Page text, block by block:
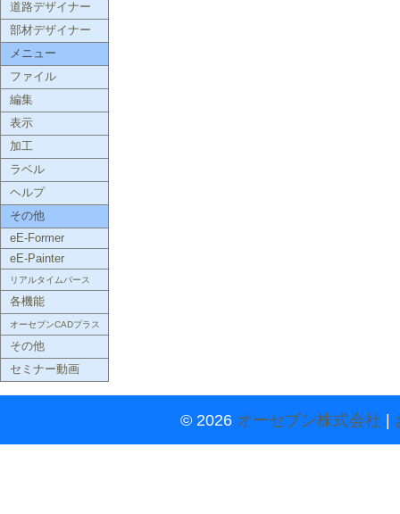
道路デザイナー
部材デザイナー
メニュー
ファイル
編集
表示
加工
ラベル
ヘルプ
その他
eE-Former
eE-Painter
リアルタイムパース
各機能
オーセブンCADプラス
その他
セミナー動画
© 2026 オーセブン株式会社